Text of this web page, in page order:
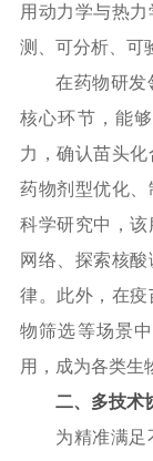
用动力学与热
测、可分析、可
在药物研发
核心环节，能
力，确认苗头
药物剂型优化
科学研究中，该
网络、探索核
律。此外，在
物筛选等场景
用，成为各类生
二、多技术
为精准满足